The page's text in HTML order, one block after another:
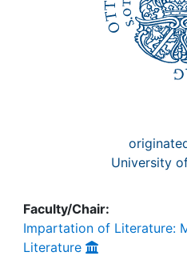
University
Faculty/Chair:
Impartation of Literature:
Literature